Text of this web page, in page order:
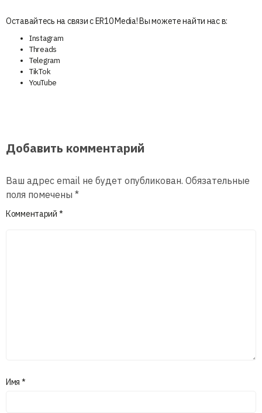
Оставайтесь на связи с ER10 Media! Вы можете найти нас в:
Instagram
Threads
Telegram
TikTok
YouTube
Добавить комментарий
Ваш адрес email не будет опубликован. Обязательные
поля помечены *
Комментарий *
Имя *